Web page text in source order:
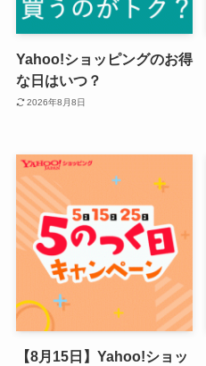
Yahoo!ショッピングのお得
な日はいつ？
2026年8月8日
【8月15日】Yahoo!ショッ